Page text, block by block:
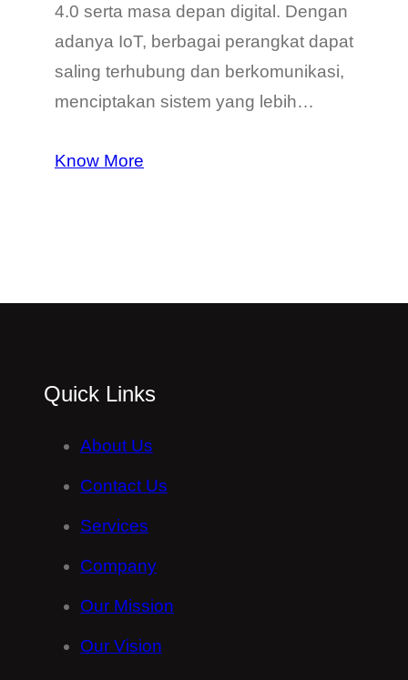
4.0 serta masa depan digital. Dengan
adanya IoT, berbagai perangkat dapat
saling terhubung dan berkomunikasi,
menciptakan sistem yang lebih…
Know More
Quick Links
About Us
Contact Us
Services
Company
Our Mission
Our Vision